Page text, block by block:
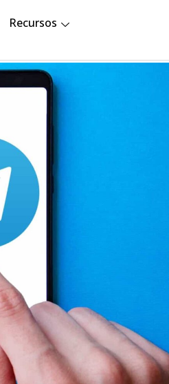
Recursos